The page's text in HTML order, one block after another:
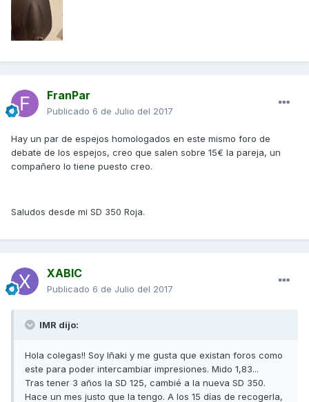
FranPar
Publicado 6 de Julio del 2017
Hay un par de espejos homologados en este mismo foro de
debate de los espejos, creo que salen sobre 15€ la pareja, un
compañero lo tiene puesto creo.
Saludos desde mi SD 350 Roja.
XABIC
Publicado 6 de Julio del 2017
IMR dijo:
Hola colegas!! Soy Iñaki y me gusta que existan foros como
este para poder intercambiar impresiones. Mido 1,83...
Tras tener 3 años la SD 125, cambié a la nueva SD 350.
Hace un mes justo que la tengo. A los 15 días de recogerla,